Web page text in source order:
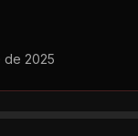
de 2025